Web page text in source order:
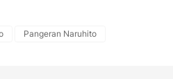
Pangeran Naruhito